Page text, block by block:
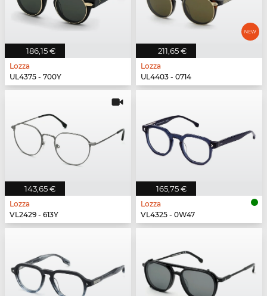
186,15 €
Lozza
UL4375 - 700Y
211,65 €
Lozza
UL4403 - 0714
143,65 €
Lozza
VL2429 - 613Y
165,75 €
Lozza
VL4325 - 0W47